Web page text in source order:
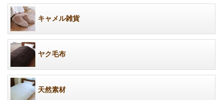
キャメル雑貨
ヤク毛布
天然素材